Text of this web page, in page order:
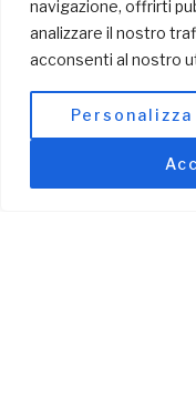
navigazione, offrirti
analizzare il nostro
acconsenti al nostro
Personalizza